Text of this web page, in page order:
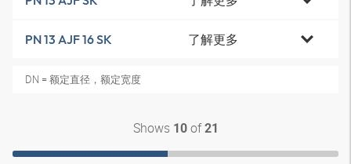
PN 13 AJF 16 SK 了解更多
DN = 额定直径，额定宽度
Shows 10of21